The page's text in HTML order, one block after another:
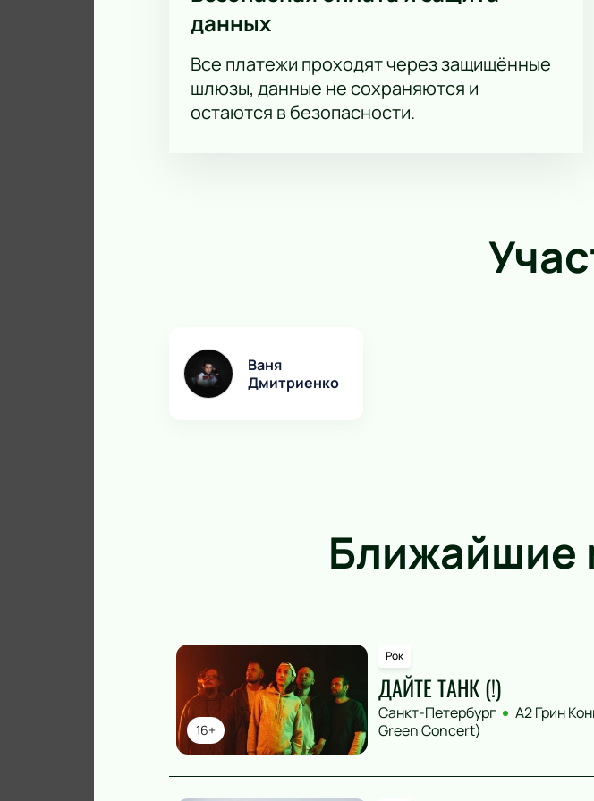
данных
Все платежи проходят через защищённые
шлюзы, данные не сохраняются и
остаются в безопасности.
Ваня
Дмитриенко
Ближайшие
16+
Рок
ДАЙТЕ ТАНК (!)
Санкт-Петербург
А2 Грин
Green Concert)